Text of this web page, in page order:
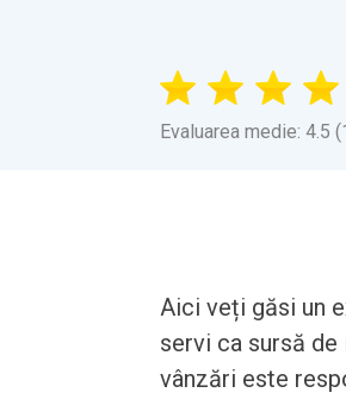
Evaluarea medie: 4.5
Aici veți găsi un
servi ca sursă
vânzări este